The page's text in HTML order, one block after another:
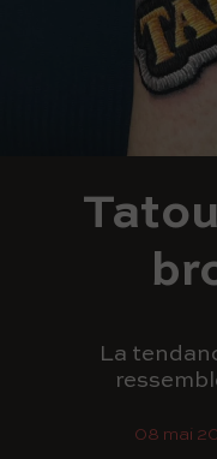
La
08 mai